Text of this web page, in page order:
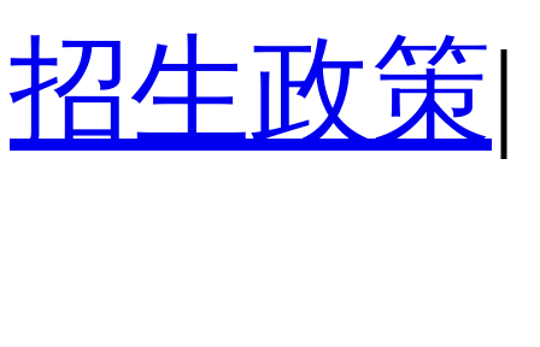
招生政策|